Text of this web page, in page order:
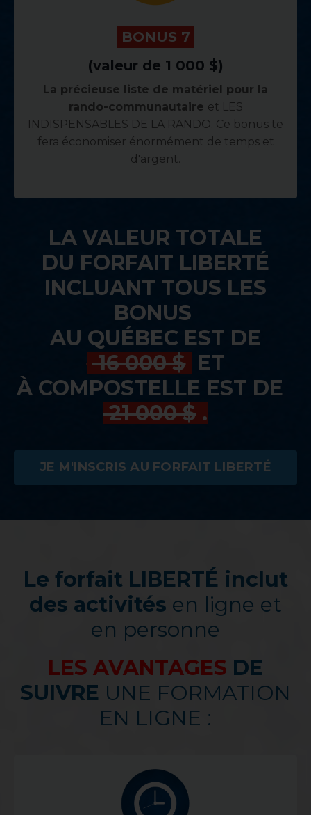
BONUS 7
(valeur de 1 000 $)
La précieuse liste de matériel pour la
rando-communautaire et LES
INDISPENSABLES DE LA RANDO. Ce bonus te
fera économiser énormément de temps et
d'argent.
LA VALEUR TOTALE
DU FORFAIT LIBERTÉ
INCLUANT TOUS LES
BONUS
AU QUÉBEC EST DE
.16 000 $ ET
À COMPOSTELLE EST DE
21 000 $ .
JE M'INSCRIS AU FORFAIT LIBERTÉ
Le forfait LIBERTÉ inclut
des activités en ligne et
en personne
LES AVANTAGES DE
SUIVRE UNE FORMATION
EN LIGNE :